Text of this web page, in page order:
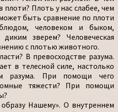
Плоть у нас слабее, чем
быть сравнение по плоти
человеком и быком,
зверем? Человеческая
с плотью животного.
В превосходстве разума.
в телесной силе, настолько
разума. При помощи чего
тяжести? При помощи
Нашему». О внутреннем